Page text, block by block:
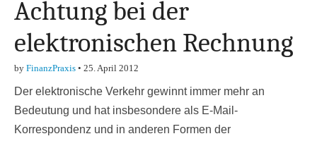
Achtung bei der
elektronischen Rechnung
by FinanzPraxis • 25. April 2012
Der elektronische Verkehr gewinnt immer mehr an
Bedeutung und hat insbesondere als E-Mail-
Korrespondenz und in anderen Formen der